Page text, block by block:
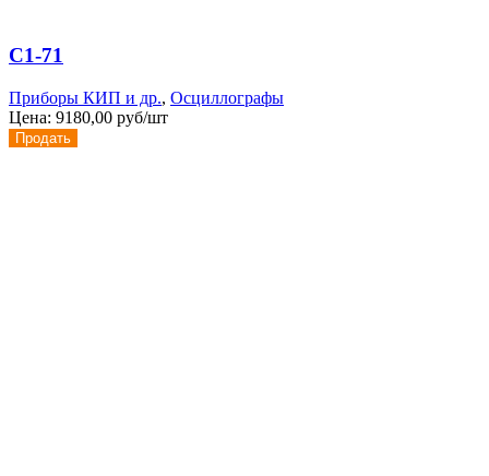
С1-71
Приборы КИП и др., Осциллографы
Цена: 9180,00 руб/шт
Продать